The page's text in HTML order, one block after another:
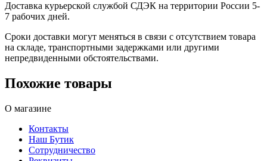
Доставка курьерской службой СДЭК на территории России 5-
7 рабочих дней.
Сроки доставки могут меняться в связи с отсутствием товара
на складе, транспортными задержками или другими
непредвиденными обстоятельствами.
Похожие товары
О магазине
Контакты
Наш Бутик
Сотрудничество